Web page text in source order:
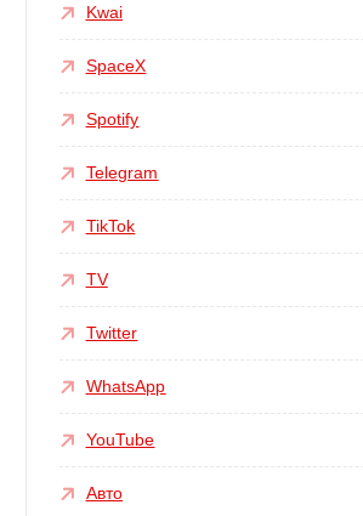
Kwai
SpaceX
Spotify
Telegram
TikTok
TV
Twitter
WhatsApp
YouTube
Авто